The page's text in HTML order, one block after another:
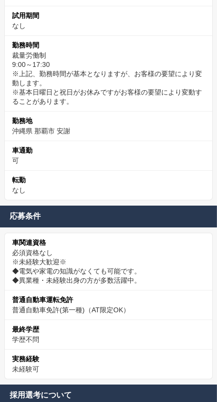
試用期間
なし
勤務時間
裁量労働制
9:00～17:30
※上記、勤務時間が基本となりますが、お客様の要望により変
動します。
※基本日曜日と祝日がお休みですがお客様の要望により変動す
ることがあります。
勤務地
沖縄県 那覇市 安謝
車通勤
可
転勤
なし
応募条件
車関連資格
必須資格なし
※未経験大歓迎※
◆電気や家電の知識がなくても可能です。
◆異業種・未経験出身の方が多数活躍中。
普通自動車運転免許
普通自動車免許(第一種)（AT限定OK）
最終学歴
学歴不問
実務経験
未経験可
採用選考について